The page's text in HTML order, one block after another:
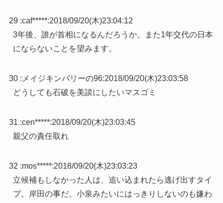
29 :caf*****:2018/09/20(木)23:04:12
3年後、誰が首相になるんだろうか。また1年交代の日本
にならないことを望みます。
30 :メイジキンバリーの96:2018/09/20(木)23:03:58
どうしても石破を美談にしたいマスゴミ
31 :cen*****:2018/09/20(木)23:03:45
親父の責任取れ
32 :mos*****:2018/09/20(木)23:03:23
立候補もしなかった人は、追い込まれたら逃げ出すタイ
プ。岸田の事だ。小泉みたいにはっきりしないのも嫌わ